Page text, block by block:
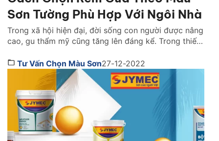
Sơn Tường Phù Hợp Với Ngôi Nhà
Trong xã hội hiện đại, đời sống con người được nâng
cao, gu thẩm mỹ cũng tăng lên đáng kể. Trong thiết
vật không thể bỏ qua. Một chiếc rèm cửa không chỉ
có tác dụng cản nắng, tạo sự riêng tư […]
Tư Vấn Chọn Màu Sơn27-12-2022